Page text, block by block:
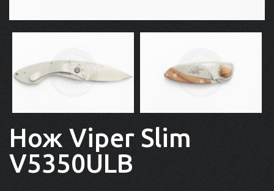
Нож Viper Slim
V5350ULB